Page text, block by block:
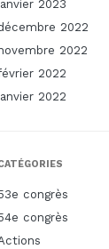
2023
2022
2022
2022
2022
congrès
congrès